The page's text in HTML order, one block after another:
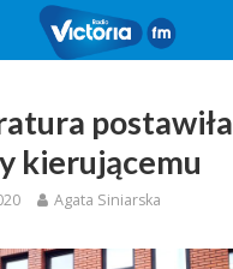
postawiła
kierującemu
Agata Siniarska